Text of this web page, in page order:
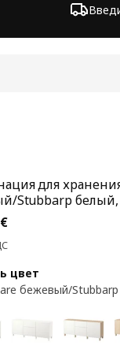
для
Stubbarp белый,
€ 306€
цвет
бежевый/